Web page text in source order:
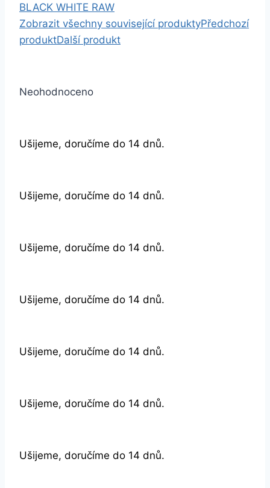
BLACK WHITE RAW
Zobrazit všechny související produktyPředchozí
produktDalší produkt
Neohodnoceno
Ušijeme, doručíme do 14 dnů.
Ušijeme, doručíme do 14 dnů.
Ušijeme, doručíme do 14 dnů.
Ušijeme, doručíme do 14 dnů.
Ušijeme, doručíme do 14 dnů.
Ušijeme, doručíme do 14 dnů.
Ušijeme, doručíme do 14 dnů.